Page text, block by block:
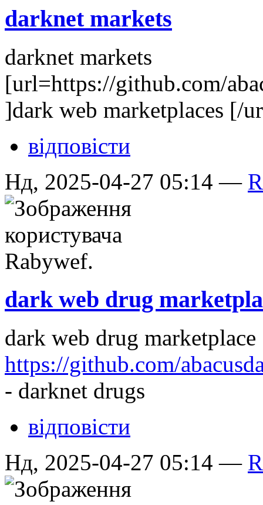
darknet markets
darknet markets
[url=https://github.com/
]dark web marketplaces [/
відповісти
Нд, 2025-04-27 05:14 —
dark web drug
dark web drug marketplace
https://github.com/
- darknet drugs
відповісти
Нд, 2025-04-27 05:14 —